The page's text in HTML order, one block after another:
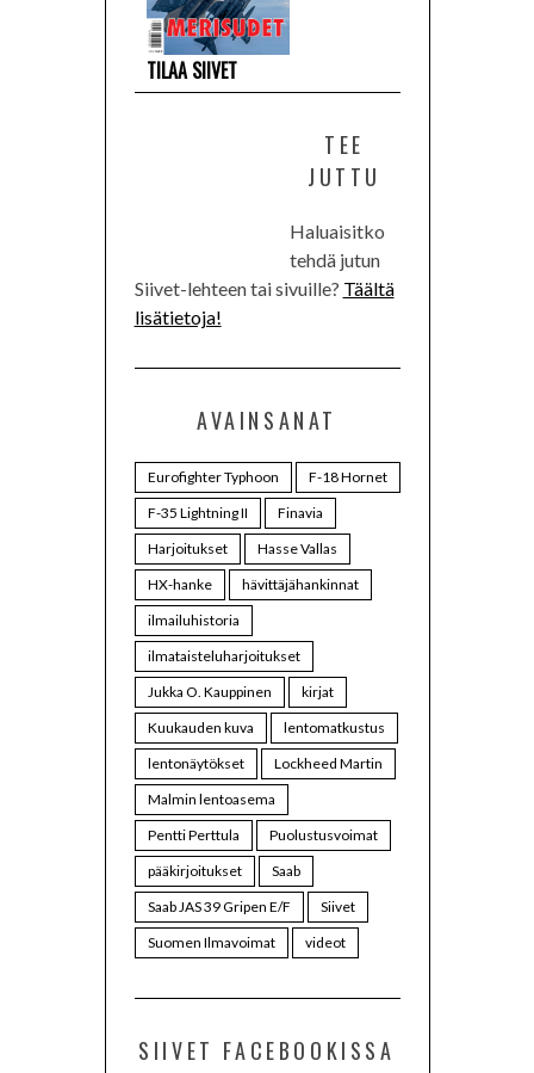
TILAA SIIVET
TEE
JUTTU
Haluaisitko
tehdä jutun
Siivet-lehteen tai sivuille? Täältä
lisätietoja!
AVAINSANAT
Eurofighter Typhoon
F-18 Hornet
F-35 Lightning II
Finavia
Harjoitukset
Hasse Vallas
HX-hanke
hävittäjähankinnat
ilmailuhistoria
ilmataisteluharjoitukset
Jukka O. Kauppinen
kirjat
Kuukauden kuva
lentomatkustus
lentonäytökset
Lockheed Martin
Malmin lentoasema
Pentti Perttula
Puolustusvoimat
pääkirjoitukset
Saab
Saab JAS 39 Gripen E/F
Siivet
Suomen Ilmavoimat
videot
SIIVET FACEBOOKISSA